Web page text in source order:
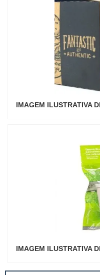
IMAGEM ILUSTRATIVA
IMAGEM ILUSTRATIVA